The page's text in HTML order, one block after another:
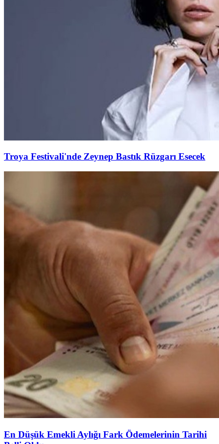
Troya Festivali'nde Zeynep Bastık Rüzgarı Esecek
En Düşük Emekli Aylığı Fark Ödemelerinin Tarihi